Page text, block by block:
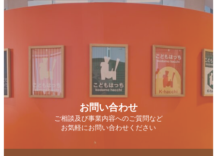
お問い合わせ
ご相談及び事業内容へのご質問など
お気軽にお問い合わせください